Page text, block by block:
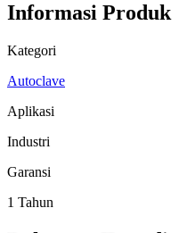
Informasi Produk
Kategori
Autoclave
Aplikasi
Industri
Garansi
1 Tahun